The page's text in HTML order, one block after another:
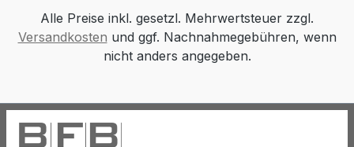
Alle Preise inkl. gesetzl. Mehrwertsteuer zzgl.
Versandkosten und ggf. Nachnahmegebühren, wenn
nicht anders angegeben.